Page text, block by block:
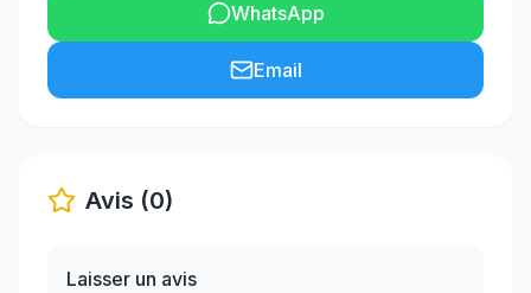
WhatsApp
Email
Avis (0)
Laisser un avis